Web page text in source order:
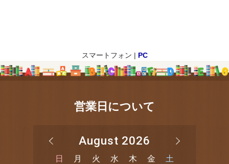
スマートフォン | PC
営業日について
August 2026
日 月 火 水 木 金
土